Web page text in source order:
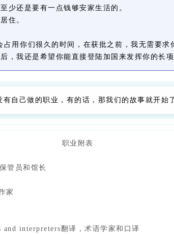
少还是要有一点钱够安家生活的。
住。
用你们很久的时间，在获批之前，我无需要求
，我还是希望你能直接登陆加国来发挥你的长项
己做的职业，有的话，那我们的故事就开始
职业附表
管员和馆长
家
interpreters翻译，术语学家和口译